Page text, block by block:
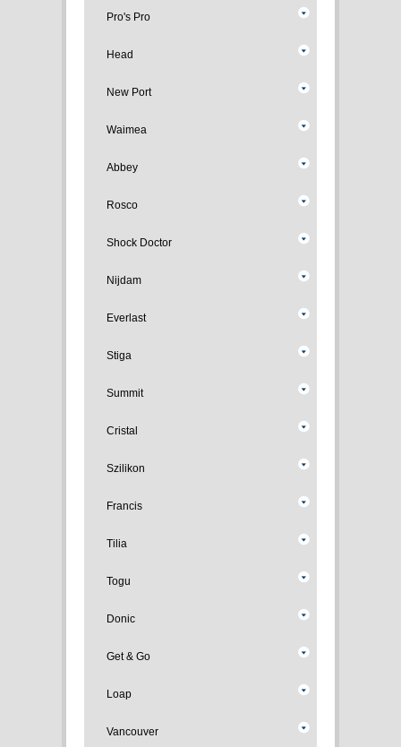
Pro's Pro
Head
New Port
Waimea
Abbey
Rosco
Shock Doctor
Nijdam
Everlast
Stiga
Summit
Cristal
Szilikon
Francis
Tilia
Togu
Donic
Get & Go
Loap
Vancouver